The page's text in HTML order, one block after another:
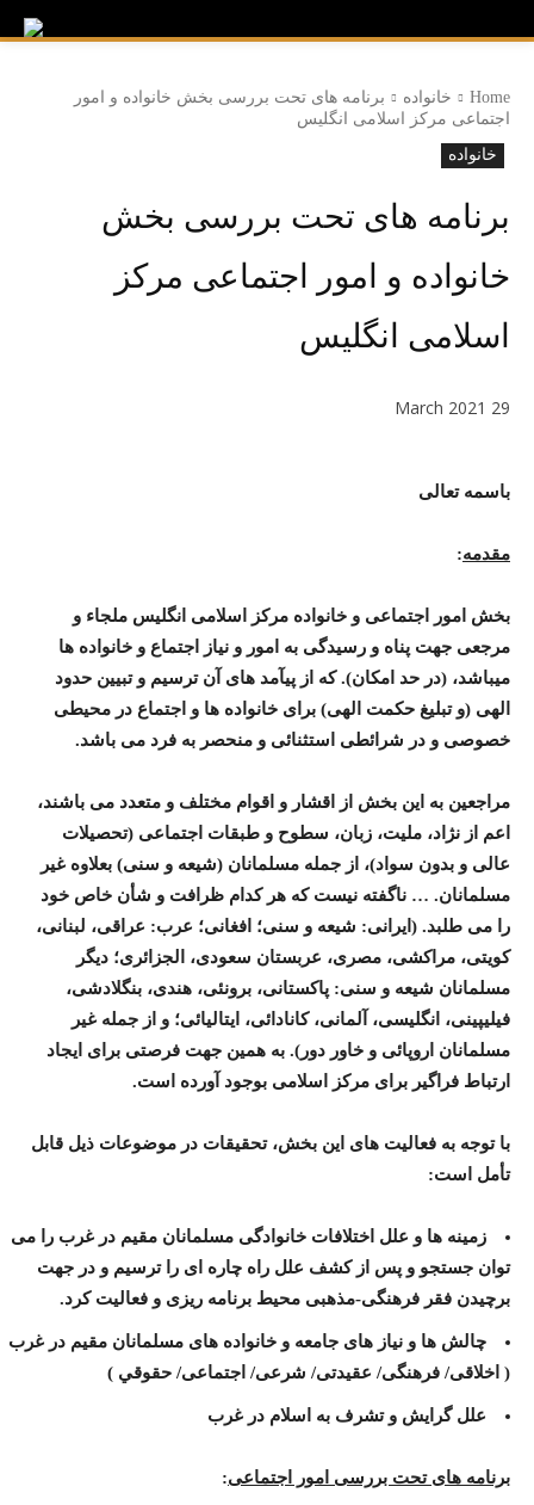
Home خانواده
برنامه های تحت بررسی بخش خانواده و امور
اجتماعی مرکز اسلامی انگلیس
خانواده
برنامه های تحت بررسی بخش
خانواده و امور اجتماعی مرکز
اسلامی انگلیس
29 March 2021
باسمه تعالی
مقدمه:
بخش امور اجتماعی و خانواده مرکز اسلامی انگليس ملجاء و
مرجعی جهت پناه و رسيدگی به امور و نياز اجتماع و خانواده ها
ميباشد، (در حد امکان). که از پيآمد های آن ترسيم و تبيين حدود
الهی (و تبليغ حکمت الهی) برای خانواده ها و اجتماع در محيطی
خصوصی و در شرائطی استثنائی و منحصر به فرد می باشد.
مراجعین به اين بخش از اقشار و اقوام مختلف و متعدد می باشند،
اعم از نژاد، مليت، زبان، سطوح و طبقات اجتماعی (تحصيلات
عالی و بدون سواد)، از جمله مسلمانان (شيعه و سنی) بعلاوه غير
مسلمانان. … ناگفته نيست که هر کدام ظرافت و شأن خاص خود
را می طلبد. (ايرانی: شيعه و سنی؛ افغانی؛ عرب: عراقی، لبنانی،
کويتی، مراکشی، مصری، عربستان سعودی، الجزائری؛ ديگر
مسلمانان شيعه و سنی: پاکستانی، برونئی، هندی، بنگلادشی،
فيليپينی، انگليسی، آلمانی، کانادائی، ايتاليائی؛ و از جمله غير
مسلمانان اروپائی و خاور دور). به همین جهت فرصتی برای ایجاد
ارتباط فراگير برای مرکز اسلامی بوجود آورده است.
با توجه به فعاليت های اين بخش، تحقيقات در موضوعات ذيل قابل
تأمل است:
زمينه ها و علل اختلافات خانوادگی مسلمانان مقيم در غرب را می
توان جستجو و پس از کشف علل راه چاره ای را ترسيم و در جهت
برچيدن فقر فرهنگی-مذهبی محيط برنامه ريزی و فعاليت کرد.
چالش ها و نياز های جامعه و خانواده های مسلمانان مقيم در غرب
( اخلاقی/ فرهنگی/ عقيدتی/ شرعی/ اجتماعی/ حقوقي )
علل گرايش و تشرف به اسلام در غرب
برنامه های تحت بررسی امور اجتماعی: